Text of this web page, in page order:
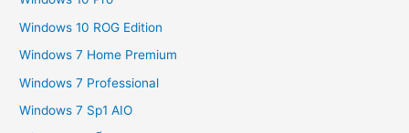
Windows 10 ROG Edition
Windows 7 Home Premium
Windows 7 Professional
Windows 7 Sp1 AIO